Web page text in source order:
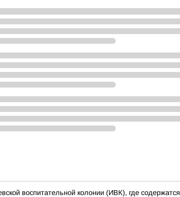
воспитательной колонии (ИВК), где